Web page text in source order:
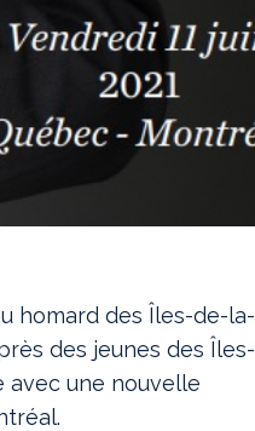
homard des Îles-de-la-
des jeunes des Îles-
avec une nouvelle